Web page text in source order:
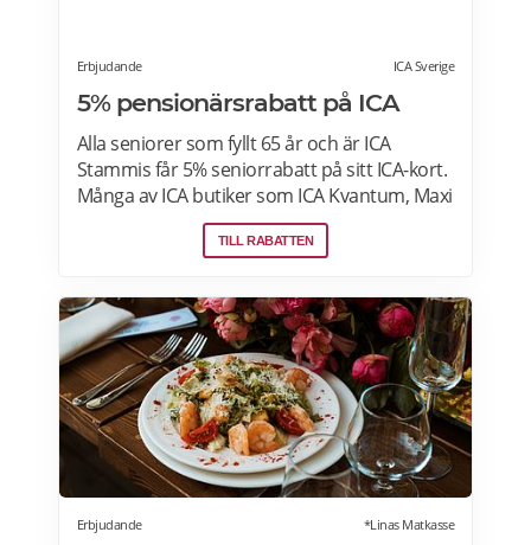
Erbjudande ICA Sverige
5% pensionärsrabatt på ICA
Alla seniorer som fyllt 65 år och är ICA
Stammis får 5% seniorrabatt på sitt ICA-kort.
Många av ICA butiker som ICA Kvantum, Maxi
Stormarknad eller ICA Supermarket erbjuder
pensionärsrabatt. Läs mer om vilken ICA-
stad. Gäller vissa dagar i veckan både i butik
och online. Välj din favoritbutik för att se
aktuella erbjudanden. Läs mer om
pensionärsrabatter på ICA här.
TILL RABATTEN
Erbjudande *Linas Matkasse